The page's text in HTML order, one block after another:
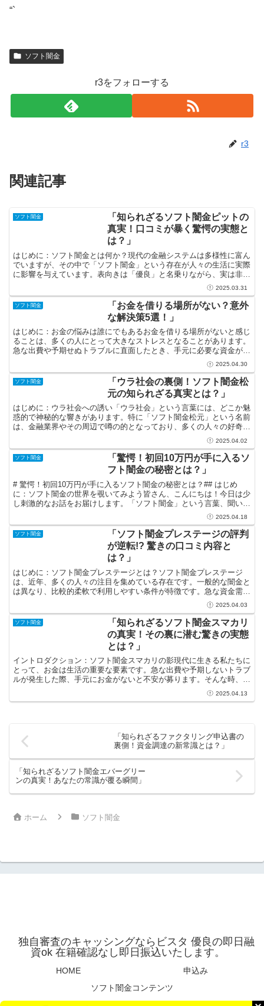
“`
ソフト闇金
r3をフォローする
r3
関連記事
ソフト闇金
「知られざるソフト闇金ピットの
真実！口コミが暴く驚愕の実態と
は？」
はじめに：ソフト闇金とは何か？現代の金融システムは多様性に富ん
でいますが、その中で「ソフト闇金」という存在が人々の生活に実際
に影響を与えています。表向きは「優良」と名乗りながら、実は非常
に危険な本質を持つこの業態。この記事では、ソフト闇金の...2025.03.31
ソフト闇金
「お金を借りる場所がない？意外
な解決策5選！」
はじめに：お金の悩みは誰にでもあるお金を借りる場所がないと感じ
ることは、多くの人にとって大きなストレスとなることがあります。
急な出費や予期せぬトラブルに直面したとき、手元に必要な資金がな
いと焦りが募ります。しかし、実はお金を借りる方法は意外...2025.04.30
ソフト闇金
「ウラ社会の裏側！ソフト闇金松
元の知られざる真実とは？」
はじめに：ウラ社会への誘い「ウラ社会」という言葉には、どこか魅
惑的で神秘的な響きがあります。特に「ソフト闇金松元」という名前
は、金融業界やその周辺で噂の的となっており、多くの人々の好奇心
をそそります。しかし、実のところ、松元とはどのような人...2025.04.02
ソフト闇金
「驚愕！初回10万円が手に入るソ
フト闇金の秘密とは？」
# 驚愕！初回10万円が手に入るソフト闇金の秘密とは？## はじめ
に：ソフト闇金の世界を覗いてみよう皆さん、こんにちは！今日は少
し刺激的なお話をお届けします。「ソフト闇金」という言葉、聞いた
ことがありますか？この言葉には、少しばかり不思議な...
2025.04.18
ソフト闇金
「ソフト闇金プレステージの評判
が逆転!? 驚きの口コミ内容と
は？」
はじめに：ソフト闇金プレステージとは？ソフト闇金プレステージ
は、近年、多くの人々の注目を集めている存在です。一般的な闇金と
は異なり、比較的柔軟で利用しやすい条件が特徴です。急な資金需要
に直面した時、ソフト闇金は一つの頼れる選択肢となることも...2025.04.03
ソフト闇金
「知られざるソフト闇金スマカリ
の真実！その裏に潜む驚きの実態
とは？」
イントロダクション：ソフト闇金スマカリの影現代に生きる私たちに
とって、お金は生活の重要な要素です。急な出費や予期しないトラブ
ルが発生した際、手元にお金がないと不安が募ります。そんな時、
「ソフト闇金」という選択肢が浮かんでくることもあるでしょ...2025.04.13
「知られざるファクタリング申込書の
裏側！資金調達の新常識とは？」
「知られざるソフト闇金エバーグリー
ンの真実！あなたの常識が覆る瞬間」
ホーム ソフト闇金
独自審査のキャッシングならビスタ 優良の即日融
資ok 在籍確認なし即日振込いたします。
HOME
申込み
ソフト闇金コンテンツ